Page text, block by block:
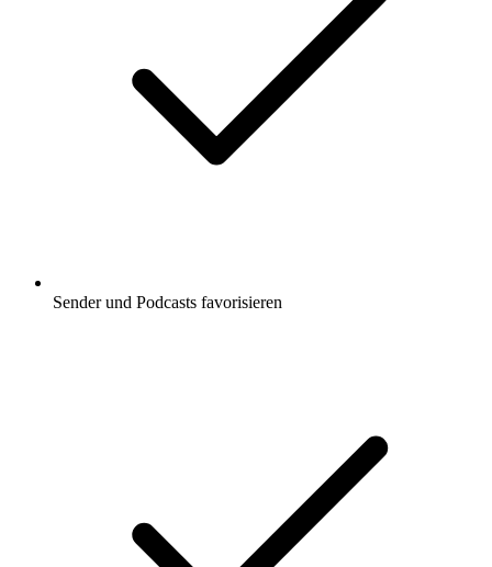
Sender und Podcasts favorisieren